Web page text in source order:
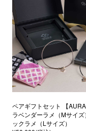
ペアギフトセット 【AURA
ラベンダーラメ（Mサイズ
ックラメ（Lサイズ）